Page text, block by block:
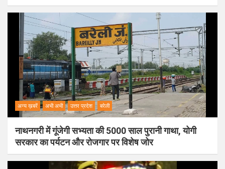
अन्य ख़बरें अभी अभी उत्तर प्रदेश बरेली
नाथनगरी में गूंजेगी सभ्यता की 5000 साल पुरानी गाथा, योगी
सरकार का पर्यटन और रोजगार पर विशेष जोर